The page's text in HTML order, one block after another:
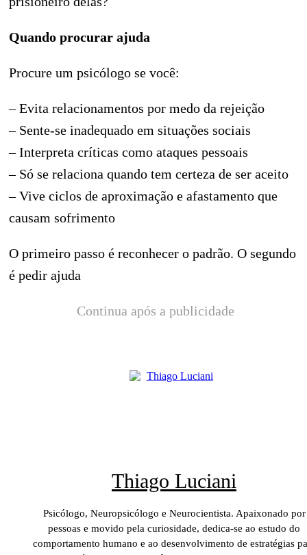
Quando procurar ajuda
Procure um psicólogo se você:
– Evita relacionamentos por medo da rejeição
– Sente-se inadequado em situações sociais
– Interpreta críticas como ataques pessoais
– Só se relaciona quando tem certeza de ser aceito
– Vive ciclos de aproximação e afastamento que
causam sofrimento
O primeiro passo é reconhecer o padrão. O segundo
é pedir ajuda
Continua após a publicidade
Thiago Luciani
Psicólogo, Neuropsicólogo e Neurocientista. Apaixonado por
pessoas e movido pela curiosidade, dedica-se ao estudo do
comportamento humano e ao desenvolvimento de estratégias